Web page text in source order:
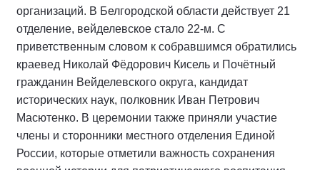
организаций. В Белгородской области действует 21
отделение, вейделевское стало 22-м. С
приветственным словом к собравшимся обратились
краевед Николай Фёдорович Кисель и Почётный
гражданин Вейделевского округа, кандидат
исторических наук, полковник Иван Петрович
Масютенко. В церемонии также приняли участие
члены и сторонники местного отделения Единой
России, которые отметили важность сохранения